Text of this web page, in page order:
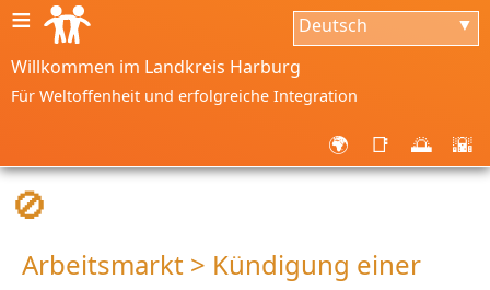
≡ Deutsch ▼
Willkommen im Landkreis Harburg
Für Weltoffenheit und erfolgreiche Integration
🌍 📑 🌅 🌇
🚫
Arbeitsmarkt > Kündigung einer